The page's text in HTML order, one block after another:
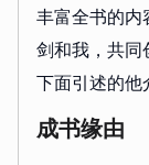
丰富全书的
剑和我，共同
下面引述的他
成书缘由